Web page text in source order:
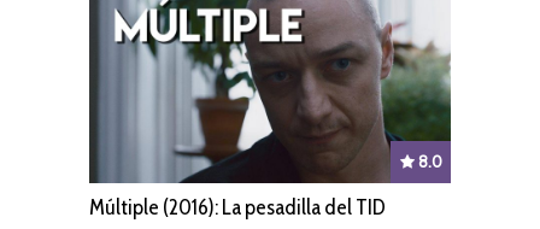
8.0
Múltiple (2016): La pesadilla del TID